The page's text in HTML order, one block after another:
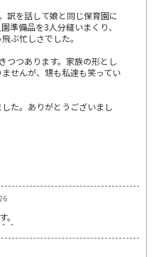
訳を話して娘と同じ保育園に
準備品を3人分縫いまくり、
ぶ忙しさでした。
つつあります。家族の形とし
せんが、甥も私達も笑ってい
た。ありがとうございまし
＾